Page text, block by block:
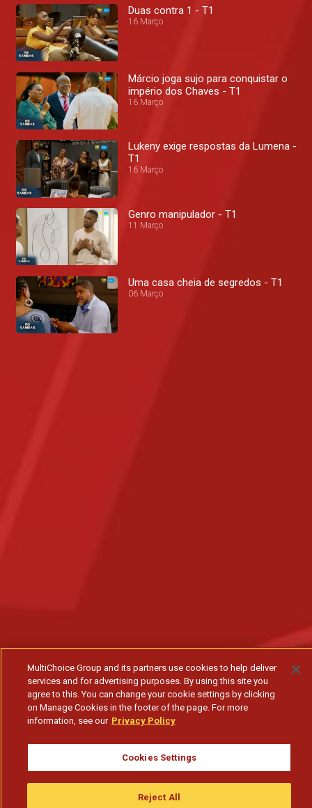
Duas contra 1 - T1
16 Março
Márcio joga sujo para conquistar o
império dos Chaves - T1
16 Março
Lukeny exige respostas da Lumena -
T1
16 Março
Genro manipulador - T1
11 Março
Uma casa cheia de segredos - T1
06 Março
MultiChoice Group and its partners use cookies to help deliver
services and for advertising purposes. By using this site you
agree to this. You can change your cookie settings by clicking
on Manage Cookies in the footer of the page. For more
information, see our Privacy Policy
Cookies Settings
Reject All